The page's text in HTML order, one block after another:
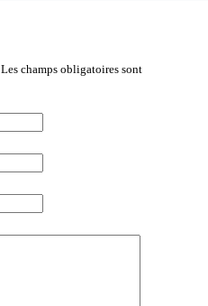
Les champs obligatoires sont